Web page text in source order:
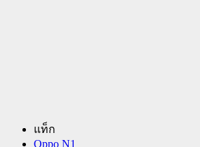
แท็ก
Oppo N1